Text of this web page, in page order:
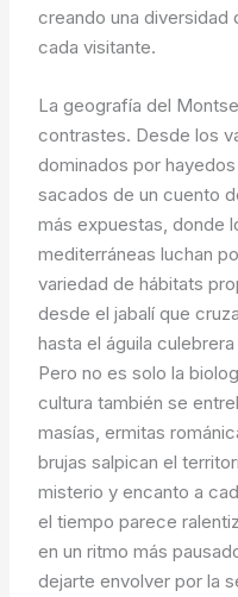
creando una diversidad
cada visitante.
La geografía del
contrastes. Desde los
dominados por
sacados de un cuento
más expuestas, donde
mediterráneas luchan
variedad de hábitats
desde el jabalí que
hasta el águila
Pero no es solo la
cultura también se
masías, ermitas
brujas salpican el
misterio y encanto a
el tiempo parece
en un ritmo más
dejarte envolver por la